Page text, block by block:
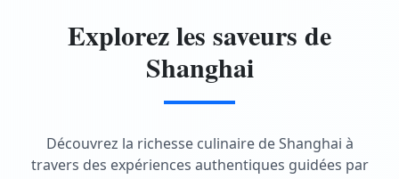
Explorez les saveurs de
Shanghai
Découvrez la richesse culinaire de Shanghai à
travers des expériences authentiques guidées par